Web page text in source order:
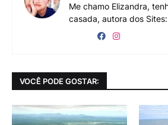
Me chamo Elizandra,
casada, autora dos Sites:
VOCÊ PODE GOSTAR: